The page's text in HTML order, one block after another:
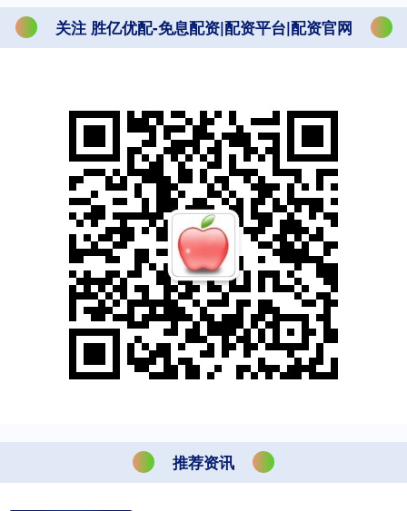
关注 胜亿优配-免息配资|配资平台|配资官网
推荐资讯